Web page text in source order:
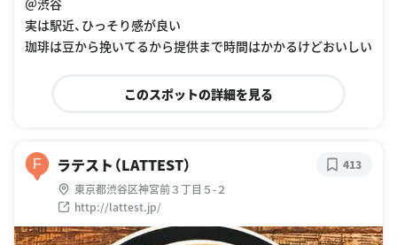
実は駅近、ひっそり感が良い
珈琲は豆から挽いてるから提供まで時間はかかるけどおいしい
このスポットの詳細を見る
F ラテスト（LATTEST）
東京都渋谷区神宮前３丁目５-２
http://lattest.jp/
413